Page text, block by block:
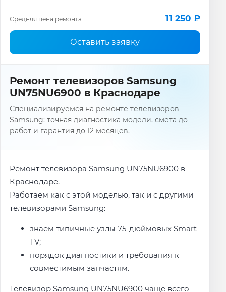
Средняя цена ремонта 11 250 ₽
Оставить заявку
Ремонт телевизоров Samsung
UN75NU6900 в Краснодаре
Специализируемся на ремонте телевизоров
Samsung: точная диагностика модели, смета до
работ и гарантия до 12 месяцев.
Ремонт телевизора Samsung UN75NU6900 в
Краснодаре.
Работаем как с этой моделью, так и с другими
телевизорами Samsung:
знаем типичные узлы 75-дюймовых Smart
TV;
порядок диагностики и требования к
совместимым запчастям.
Телевизор Samsung UN75NU6900 чаще всего